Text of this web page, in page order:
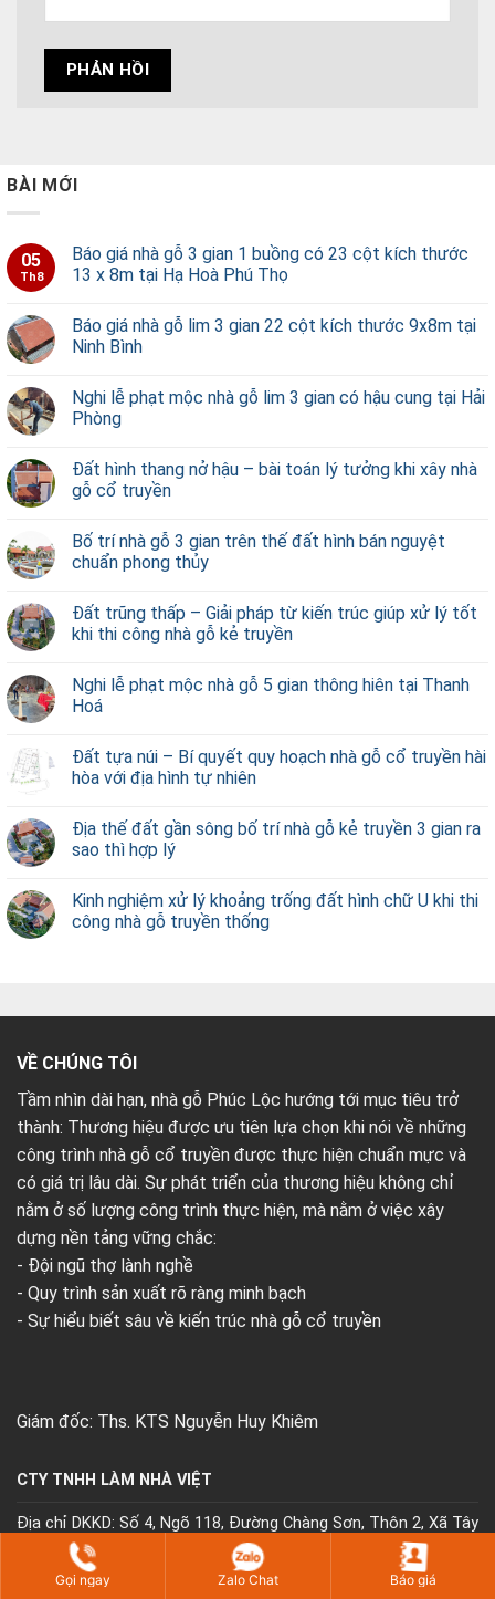
BÀI MỚI
05
Th8
Báo giá nhà gỗ 3 gian 1 buồng có 23 cột kích thước
13 x 8m tại Hạ Hoà Phú Thọ
Báo giá nhà gỗ lim 3 gian 22 cột kích thước 9x8m tại
Ninh Bình
Nghi lễ phạt mộc nhà gỗ lim 3 gian có hậu cung tại Hải
Phòng
Đất hình thang nở hậu – bài toán lý tưởng khi xây nhà
gỗ cổ truyền
Bố trí nhà gỗ 3 gian trên thế đất hình bán nguyệt
chuẩn phong thủy
Đất trũng thấp – Giải pháp từ kiến trúc giúp xử lý tốt
khi thi công nhà gỗ kẻ truyền
Nghi lễ phạt mộc nhà gỗ 5 gian thông hiên tại Thanh
Hoá
Đất tựa núi – Bí quyết quy hoạch nhà gỗ cổ truyền hài
hòa với địa hình tự nhiên
Địa thế đất gần sông bố trí nhà gỗ kẻ truyền 3 gian ra
sao thì hợp lý
Kinh nghiệm xử lý khoảng trống đất hình chữ U khi thi
công nhà gỗ truyền thống
VỀ CHÚNG TÔI
Tầm nhìn dài hạn, nhà gỗ Phúc Lộc hướng tới mục tiêu trở
thành: Thương hiệu được ưu tiên lựa chọn khi nói về những
công trình nhà gỗ cổ truyền được thực hiện chuẩn mực và
có giá trị lâu dài. Sự phát triển của thương hiệu không chỉ
nằm ở số lượng công trình thực hiện, mà nằm ở việc xây
dựng nền tảng vững chắc:
- Đội ngũ thợ lành nghề
- Quy trình sản xuất rõ ràng minh bạch
- Sự hiểu biết sâu về kiến trúc nhà gỗ cổ truyền
Giám đốc: Ths. KTS Nguyễn Huy Khiêm
CTY TNHH LÀM NHÀ VIỆT
Địa chỉ DKKD: Số 4, Ngõ 118, Đường Chàng Sơn, Thôn 2, Xã Tây
Phương, Thành phố Hà Nội, Việt Nam
MST: 0104147085
Gọi ngay Zalo Chat Báo giá